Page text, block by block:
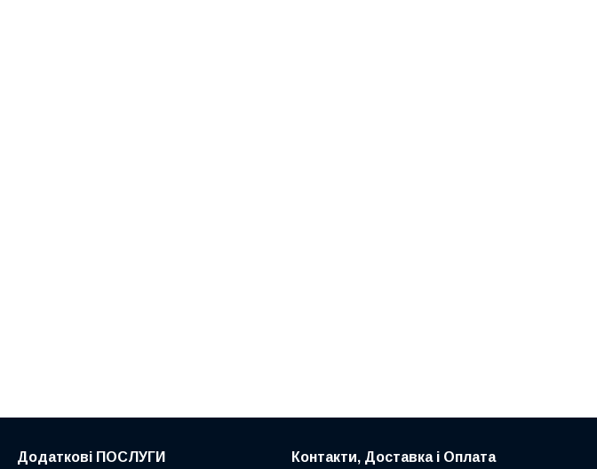
Додаткові ПОСЛУГИ Контакти, Доставка і Оплата